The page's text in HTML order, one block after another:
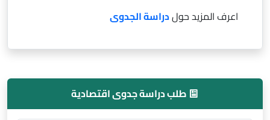
اعرف المزيد حولدراسة الجدوى
طلب دراسة جدوى اقتصادية